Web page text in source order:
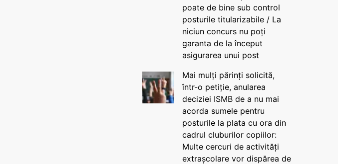
poate de bine sub control
posturile titularizabile / La
niciun concurs nu poți
garanta de la început
asigurarea unui post
Mai mulți părinți solicită,
într-o petiție, anularea
deciziei ISMB de a nu mai
acorda sumele pentru
posturile la plata cu ora din
cadrul cluburilor copiilor:
Multe cercuri de activități
extrașcolare vor dispărea de